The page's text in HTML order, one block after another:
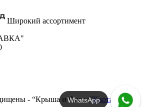
Широкий ассортимент
- “Крыша и Фасад”Карта сайта
WhatsApp